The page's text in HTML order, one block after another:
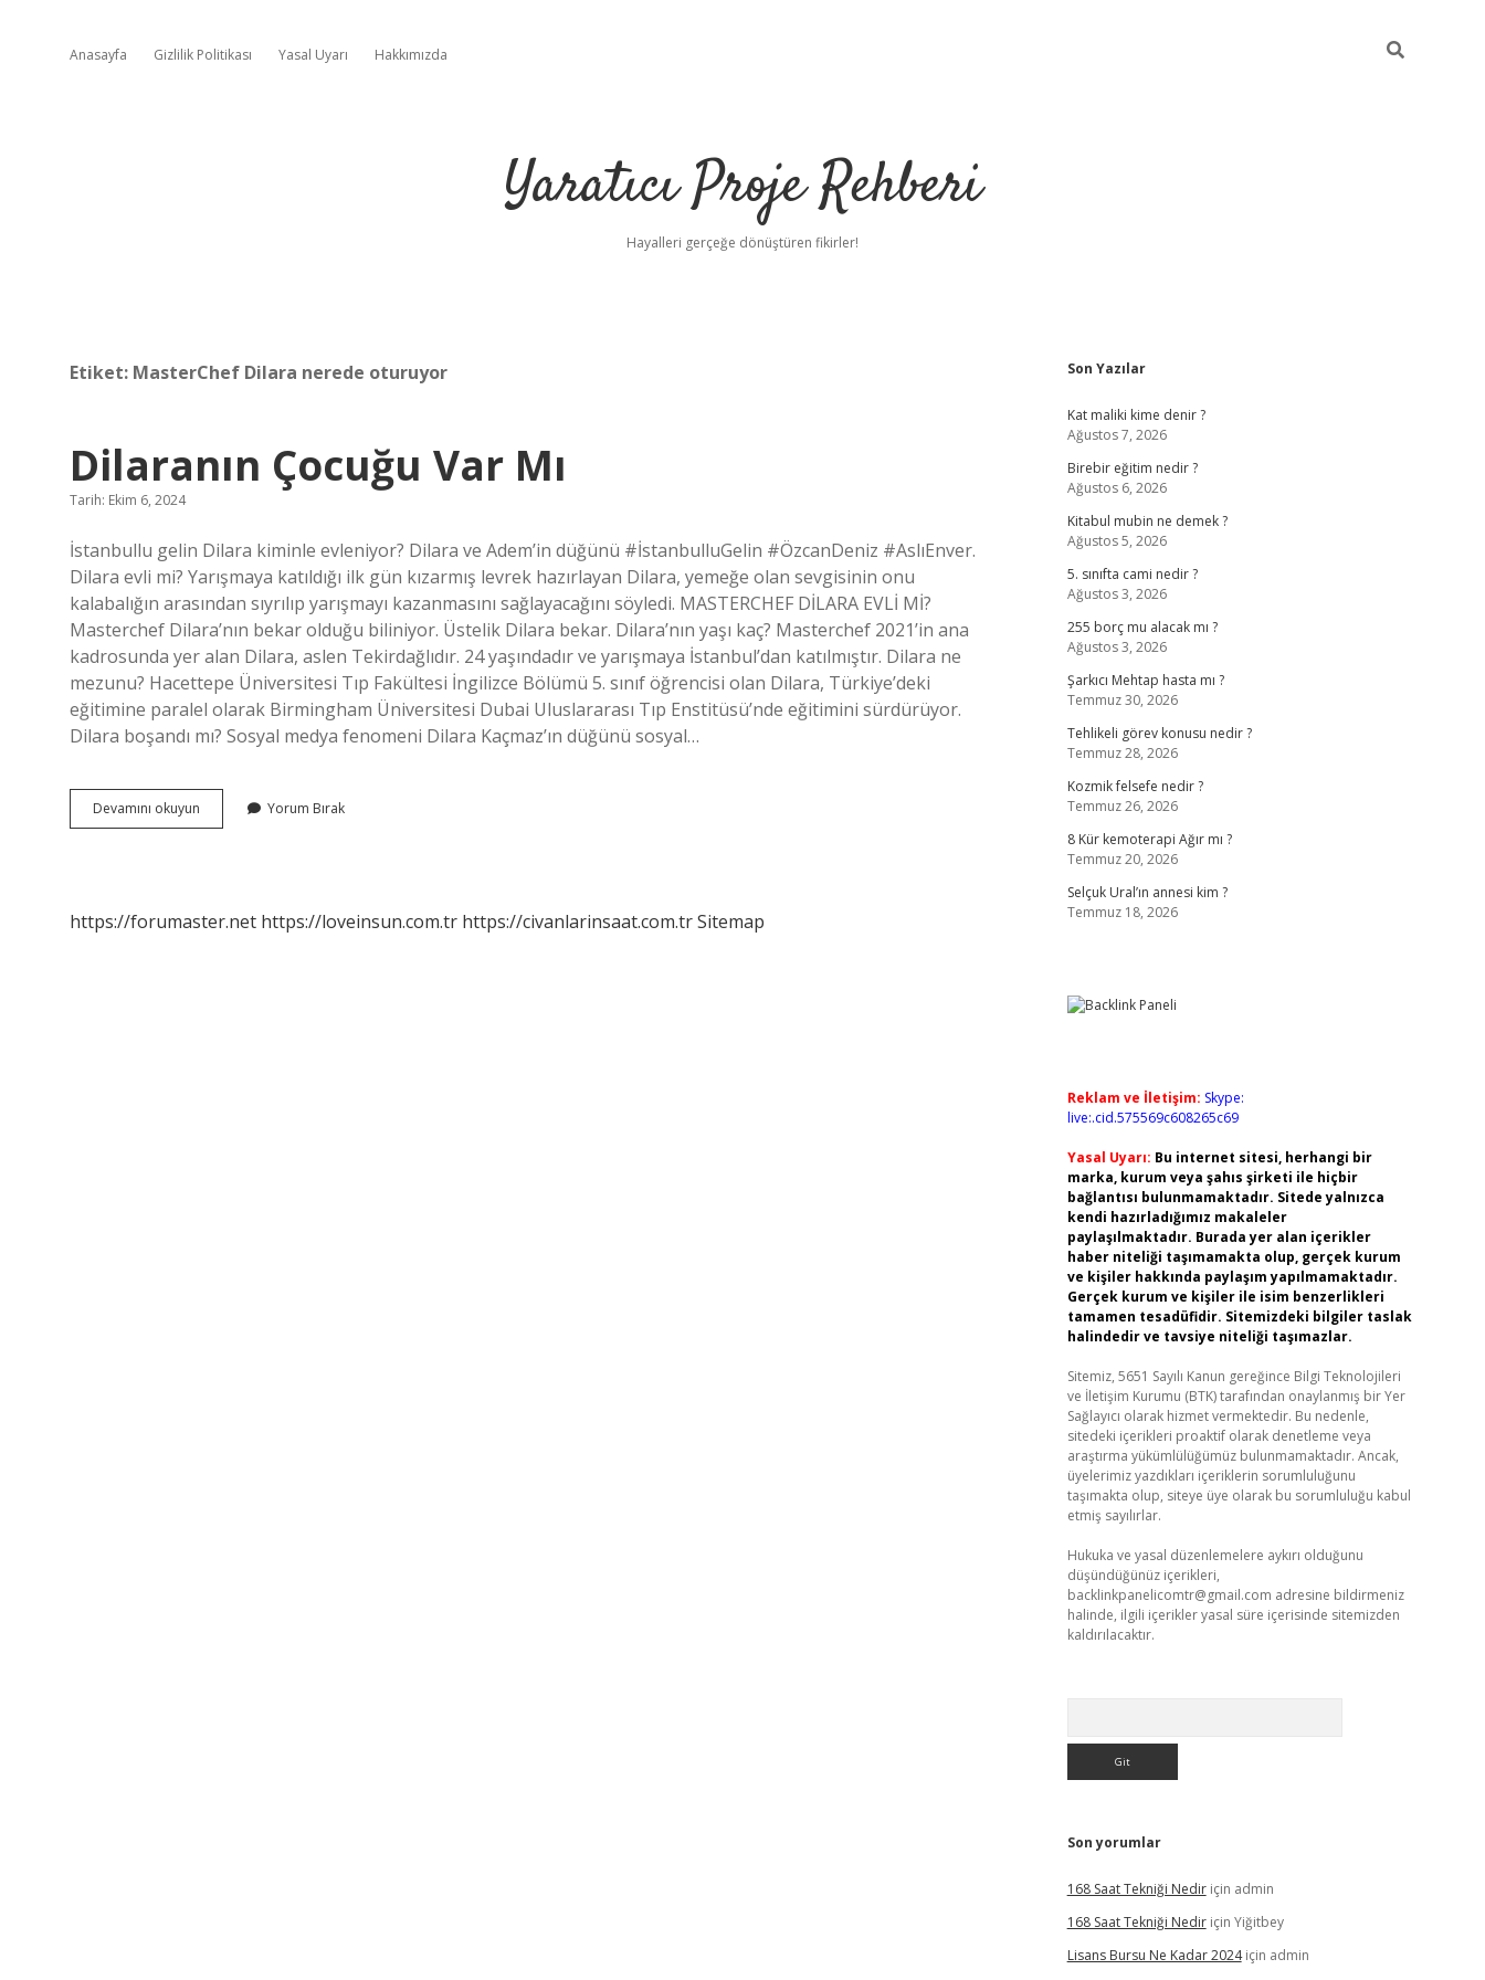
Anasayfa Gizlilik Politikası Yasal Uyarı Hakkımızda
Yaratıcı Proje Rehberi
Hayalleri gerçeğe dönüştüren fikirler!
Etiket: MasterChef Dilara nerede oturuyor
Dilaranın Çocuğu Var Mı
Tarih: Ekim 6, 2024
İstanbullu gelin Dilara kiminle evleniyor? Dilara ve Adem’in düğünü #İstanbulluGelin #ÖzcanDeniz #AslıEnver.
Dilara evli mi? Yarışmaya katıldığı ilk gün kızarmış levrek hazırlayan Dilara, yemeğe olan sevgisinin onu
kalabalığın arasından sıyrılıp yarışmayı kazanmasını sağlayacağını söyledi. MASTERCHEF DİLARA EVLİ Mİ?
Masterchef Dilara’nın bekar olduğu biliniyor. Üstelik Dilara bekar. Dilara’nın yaşı kaç? Masterchef 2021’in ana
kadrosunda yer alan Dilara, aslen Tekirdağlıdır. 24 yaşındadır ve yarışmaya İstanbul’dan katılmıştır. Dilara ne
mezunu? Hacettepe Üniversitesi Tıp Fakültesi İngilizce Bölümü 5. sınıf öğrencisi olan Dilara, Türkiye’deki
eğitimine paralel olarak Birmingham Üniversitesi Dubai Uluslararası Tıp Enstitüsü’nde eğitimini sürdürüyor.
Dilara boşandı mı? Sosyal medya fenomeni Dilara Kaçmaz’ın düğünü sosyal…
Devamını okuyun Dilaranın
Çocuğu
Yorum Bırak
https://forumaster.net https://loveinsun.com.tr https://civanlarinsaat.com.trSitemap
Sidebar
Son Yazılar
Kat maliki kime denir ?
Ağustos 7, 2026
Birebir eğitim nedir ?
Ağustos 6, 2026
Kitabul mubin ne demek ?
Ağustos 5, 2026
5. sınıfta cami nedir ?
Ağustos 3, 2026
255 borç mu alacak mı ?
Ağustos 3, 2026
Şarkıcı Mehtap hasta mı ?
Temmuz 30, 2026
Tehlikeli görev konusu nedir ?
Temmuz 28, 2026
Kozmik felsefe nedir ?
Temmuz 26, 2026
8 Kür kemoterapi Ağır mı ?
Temmuz 20, 2026
Selçuk Ural’ın annesi kim ?
Temmuz 18, 2026
Reklam ve İletişim: Skype:
live:.cid.575569c608265c69
Yasal Uyarı: Bu internet sitesi, herhangi bir
marka, kurum veya şahıs şirketi ile hiçbir
bağlantısı bulunmamaktadır. Sitede yalnızca
kendi hazırladığımız makaleler
paylaşılmaktadır. Burada yer alan içerikler
haber niteliği taşımamakta olup, gerçek kurum
ve kişiler hakkında paylaşım yapılmamaktadır.
Gerçek kurum ve kişiler ile isim benzerlikleri
tamamen tesadüfidir. Sitemizdeki bilgiler taslak
halindedir ve tavsiye niteliği taşımazlar.
Sitemiz, 5651 Sayılı Kanun gereğince Bilgi Teknolojileri
ve İletişim Kurumu (BTK) tarafından onaylanmış bir Yer
Sağlayıcı olarak hizmet vermektedir. Bu nedenle,
sitedeki içerikleri proaktif olarak denetleme veya
araştırma yükümlülüğümüz bulunmamaktadır. Ancak,
üyelerimiz yazdıkları içeriklerin sorumluluğunu
taşımakta olup, siteye üye olarak bu sorumluluğu kabul
etmiş sayılırlar.
Hukuka ve yasal düzenlemelere aykırı olduğunu
düşündüğünüz içerikleri,
backlinkpanelicomtr@gmail.com adresine bildirmeniz
halinde, ilgili içerikler yasal süre içerisinde sitemizden
kaldırılacaktır.
Son yorumlar
168 Saat Tekniği Nediriçin admin
168 Saat Tekniği Nediriçin Yiğitbey
Lisans Bursu Ne Kadar 2024için admin
https://betci.co/